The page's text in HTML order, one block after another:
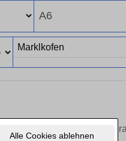
Alle Cookies ablehnen
Sie in Marklkofen Ihren